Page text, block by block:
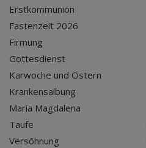
Erstkommunion
Fastenzeit 2026
Firmung
Gottesdienst
Karwoche und Ostern
Krankensalbung
Maria Magdalena
Taufe
Versöhnung